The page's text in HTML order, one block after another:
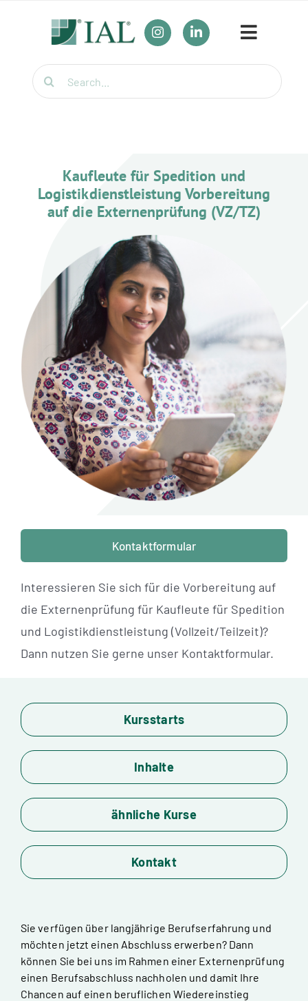
Toggle
Unser Bildungsangebot
Wirtschaftsfachwirt / Industriemeister / Logistikmeister
Weiterbildung für Berufstätige
Themenübersicht
Standorte
Jobs
Kontakt
Suche
nach:
Kaufleute für Spedition und
Logistikdienstleistung Vorbereitung
auf die Externenprüfung (VZ/TZ)
Kontaktformular
Interessieren Sie sich für die Vorbereitung auf
die Externenprüfung für Kaufleute für Spedition
und Logistikdienstleistung (Vollzeit/Teilzeit)?
Dann nutzen Sie gerne unser Kontaktformular.
Kursstarts
Inhalte
ähnliche Kurse
Kontakt
Sie verfügen über langjährige Berufserfahrung und
möchten jetzt einen Abschluss erwerben? Dann
können Sie bei uns im Rahmen einer Externenprüfung
einen Berufsabschluss nachholen und damit Ihre
Chancen auf einen beruflichen Wiedereinstieg